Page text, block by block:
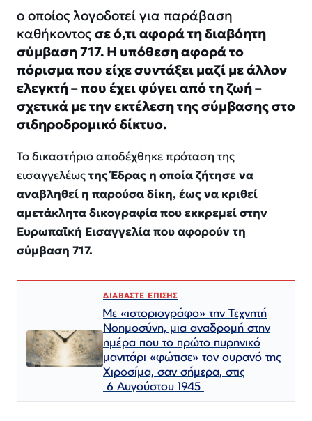
ο οποίος λογοδοτεί για παράβαση
καθήκοντος σε ό,τι αφορά τη διαβόητη
σύμβαση 717. Η υπόθεση αφορά το
πόρισμα που είχε συντάξει μαζί με άλλον
ελεγκτή – που έχει φύγει από τη ζωή –
σχετικά με την εκτέλεση της σύμβασης στο
σιδηροδρομικό δίκτυο.
Το δικαστήριο αποδέχθηκε πρόταση της
εισαγγελέωςτης Έδρας η οποία ζήτησε να
αναβληθεί η παρούσα δίκη, έως να κριθεί
αμετάκλητα δικογραφία που εκκρεμεί στην
Ευρωπαϊκή Εισαγγελία που αφορούν τη
σύμβαση 717.
ΔΙΑΒΑΣΤΕ ΕΠΙΣΗΣ
Με «ιστοριογράφο» την Τεχνητή
Νοημοσύνη, μια αναδρομή στην
ημέρα που το πρώτο πυρηνικό
μανιτάρι «φώτισε» τον ουρανό της
Χιροσίμα, σαν σήμερα, στις
6 Αυγούστου 1945